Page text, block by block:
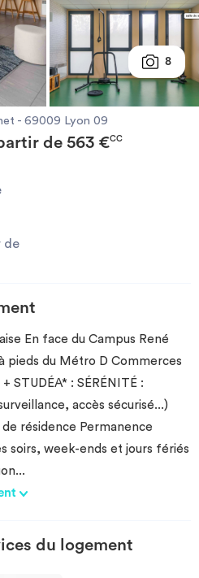
8
- 69009 Lyon 09
de 563 €CC
de
En face du Campus René
pieds du Métro D Commerces
STUDÉA* : SÉRÉNITÉ :
accès sécurisé...)
résidence Permanence
soirs, week-ends et jours fériés
...
du logement